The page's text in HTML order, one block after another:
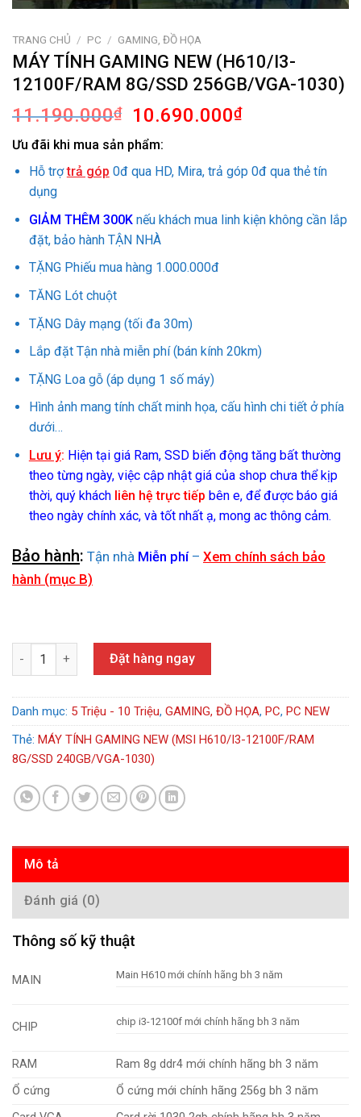
TRANG CHỦ / PC / GAMING, ĐỒ HỌA
MÁY TÍNH GAMING NEW (H610/I3-
12100F/RAM 8G/SSD 256GB/VGA-1030)
11.190.000₫
Giá
gốc
là:
11.190.000₫.
10.690.000₫Giá
là:
Ưu đãi khi mua sản phẩm:
Hỗ trợtrả góp 0đ qua HD, Mira, trả góp 0đ qua thẻ tín
dụng
GIẢM THÊM 300Knếu khách mua linh kiện không cần lắp
đặt, bảo hành TẬN NHÀ
TẶNG Phiếu mua hàng 1.000.000đ
TĂNG Lót chuột
TẶNG Dây mạng (tối đa 30m)
Lắp đặt Tận nhà miễn phí (bán kính 20km)
TẶNG Loa gỗ (áp dụng 1 số máy)
Hình ảnh mang tính chất minh họa, cấu hình chi tiết ở phía
dưới…
Lưu ý: Hiện tại giá Ram, SSD biến động tăng bất thường
theo từng ngày, việc cập nhật giá của shop chưa thể kịp
thời, quý khách liên hệ trực tiếp bên e, để được báo giá
theo ngày chính xác, và tốt nhất ạ, mong ac thông cảm.
Bảo hành: Tận nhà Miễn phí– Xem chính sách bảo
hành (mục B)
MÁY TÍNH GAMING NEW (H610/I3-12100F/RAM 8G/SSD
Đặt hàng ngay
Danh mục: 5 Triệu - 10 Triệu, GAMING, ĐỒ HỌA, PC, PC NEW
Thẻ: MÁY TÍNH GAMING NEW (MSI H610/I3-12100F/RAM
8G/SSD 240GB/VGA-1030)
Mô tả
Đánh giá (0)
Thông số kỹ thuật
MAIN Main H610 mới chính hãng bh 3 năm
CHIP chip i3-12100f mới chính hãng bh 3 năm
RAM Ram8g ddr4 mới chính hãng bh 3 năm
Ổ cứng
Ổ cứng mới chính hãng 256g bh 3 năm